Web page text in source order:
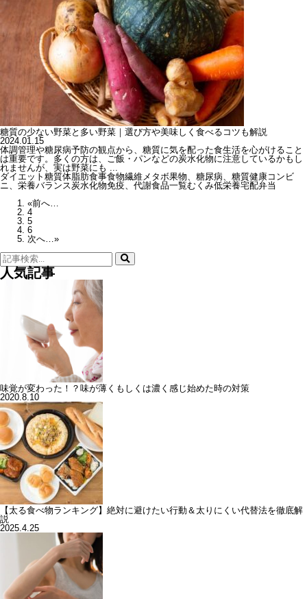
糖質の少ない野菜と多い野菜｜選び方や美味しく食べるコツも解説
2024.01.15
体調管理や糖尿病予防の観点から、糖質に気を配った食生活を心がけること
は重要です。多くの方は、ご飯・パンなどの炭水化物に注意しているかもし
れませんが、実は野菜にも ...
ダイエット 糖質体脂肪食事食物繊維メタボ果物、糖尿病、糖質健康コンビ
ニ、栄養バランス炭水化物免疫、代謝食品一覧むくみ低栄養宅配弁当
«前へ…
4
5
6
次へ…»
検
索:
人気記事
味覚が変わった！？味が薄くもしくは濃く感じ始めた時の対策
2020.8.10
【太る食べ物ランキング】絶対に避けたい行動＆太りにくい代替法を徹底解
説
2025.4.25